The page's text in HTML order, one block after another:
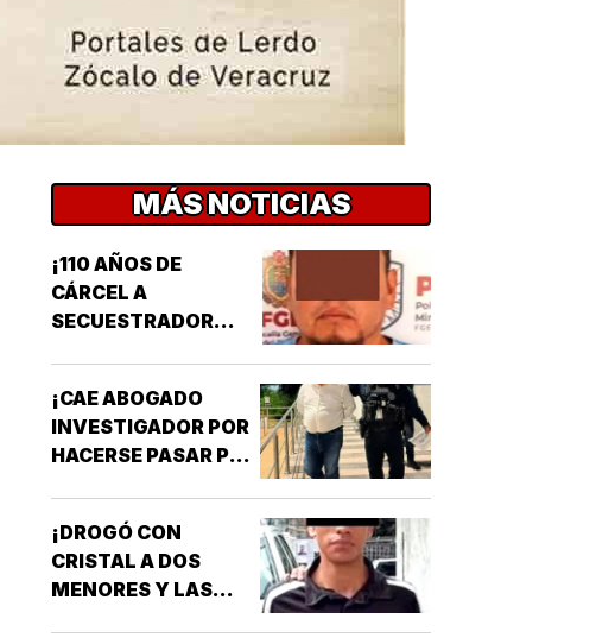
MÁS NOTICIAS
¡110 AÑOS DE
CÁRCEL A
SECUESTRADOR
¡CAE ABOGADO
INVESTIGADOR POR
HACERSE PASAR POR
¡DROGÓ CON
CRISTAL A DOS
MENORES Y LAS